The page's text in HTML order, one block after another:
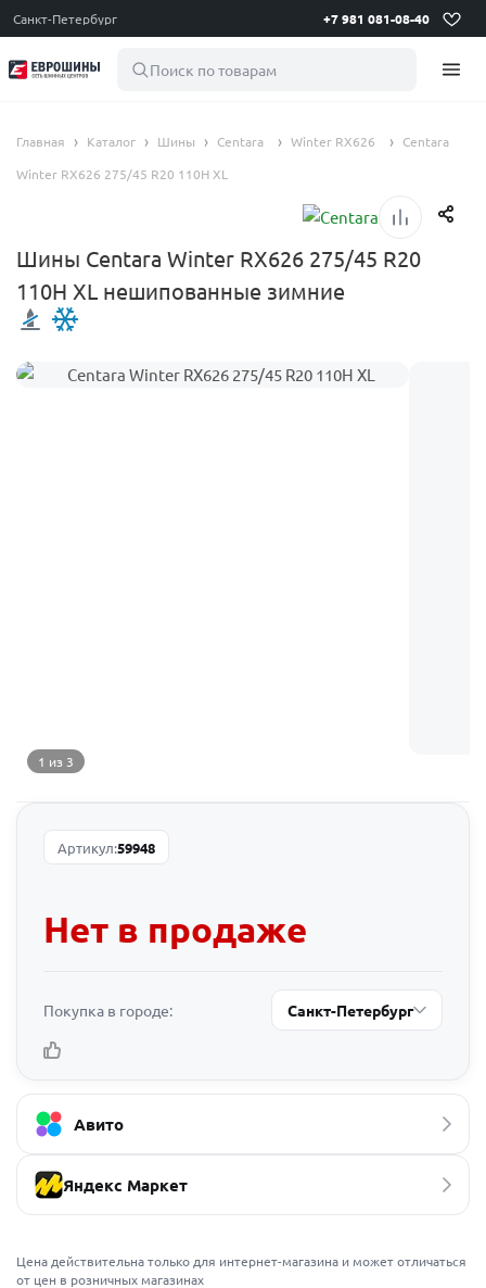
Санкт-Петербург +7 981 081-08-40
Поиск по товарам
Главная Каталог Шины Centara Winter RX626
Centara
Winter RX626 275/45 R20 110H XL
Шины Centara Winter RX626 275/45 R20
110H XL нешипованные зимние
1 из 3
Артикул:59948
Нет в продаже
Покупка в городе: Санкт-Петербург
Авито
Яндекс Маркет
Цена действительна только для интернет-магазина и может отличаться
от цен в розничных магазинах